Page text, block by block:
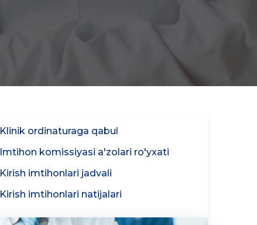
Klinik ordinaturaga qabul
Imtihon komissiyasi a'zolari ro'yxati
Kirish imtihonlari jadvali
Kirish imtihonlari natijalari